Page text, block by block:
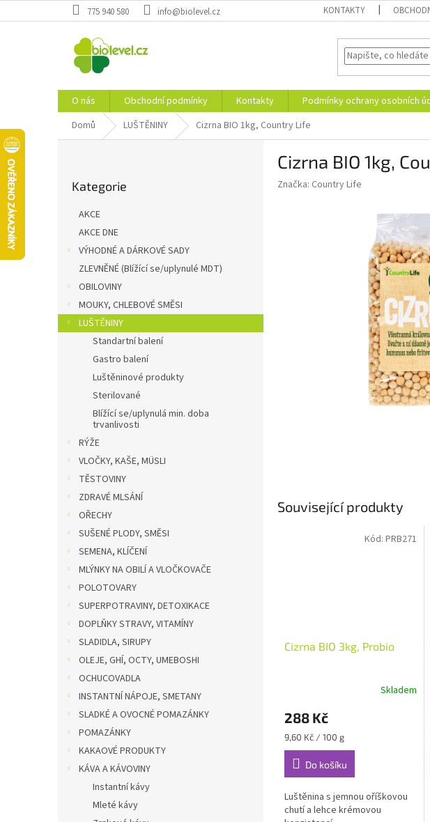
na
775 940 580 info@biolevel.cz KONTAKTY
O nás Obchodní podmínky Kontakty Podmínky ochrany osobních
Domů
LUŠTĚNINY Cizrna BIO 1kg, Country Life
n
e
kategorie
Kategorie
AKCE
AKCE DNE
VÝHODNÉ A DÁRKOVÉ SADY
ZLEVNĚNÉ (Blížící se/uplynulé MDT)
OBILOVINY
MOUKY, CHLEBOVÉ SMĚSI
LUŠTĚNINY
Standartní balení
Gastro balení
Luštěninové produkty
Sterilované
Blížící se/uplynulá min. doba
trvanlivosti
RÝŽE
VLOČKY, KAŠE, MÜSLI
TĚSTOVINY
ZDRAVÉ MLSÁNÍ
OŘECHY
SUŠENÉ PLODY, SMĚSI
SEMENA, KLÍČENÍ
MLÝNKY NA OBILÍ A VLOČKOVAČE
POLOTOVARY
SUPERPOTRAVINY, DETOXIKACE
DOPLŇKY STRAVY, VITAMÍNY
SLADIDLA, SIRUPY
OLEJE, GHÍ, OCTY, UMEBOSHI
OCHUCOVADLA
INSTANTNÍ NÁPOJE, SMETANY
SLADKÉ A OVOCNÉ POMAZÁNKY
POMAZÁNKY
KAKAOVÉ PRODUKTY
KÁVA A KÁVOVINY
Instantní kávy
Mleté kávy
Cizrna BIO 1kg,
Značka: Country Life
Související produkty
Cizrna BIO 3kg, Probio
Skladem
288 Kč
Měrná
cena:
9,60 Kč / 100 g
Do košíku
Luštěnina s jemnou oříškovou
chutí a lehce krémovou
Kód: PRB271